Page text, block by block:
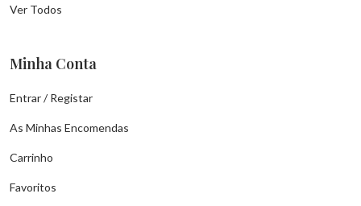
Ver Todos
Minha Conta
Entrar / Registar
As Minhas Encomendas
Carrinho
Favoritos